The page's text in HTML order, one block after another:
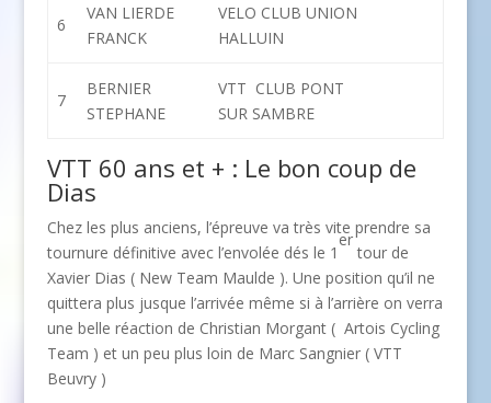
6
VAN LIERDE
FRANCK
VELO CLUB UNION
HALLUIN
7
BERNIER
STEPHANE
VTT CLUB PONT
SUR SAMBRE
VTT 60 ans et + : Le bon coup de
Dias
Chez les plus anciens, l’épreuve va très vite prendre sa
tournure définitive avec l’envolée dés le 1
er
tour de
Xavier Dias ( New Team Maulde ). Une position qu’il ne
quittera plus jusque l’arrivée même si à l’arrière on verra
une belle réaction de Christian Morgant ( Artois Cycling
Team ) et un peu plus loin de Marc Sangnier ( VTT
Beuvry )